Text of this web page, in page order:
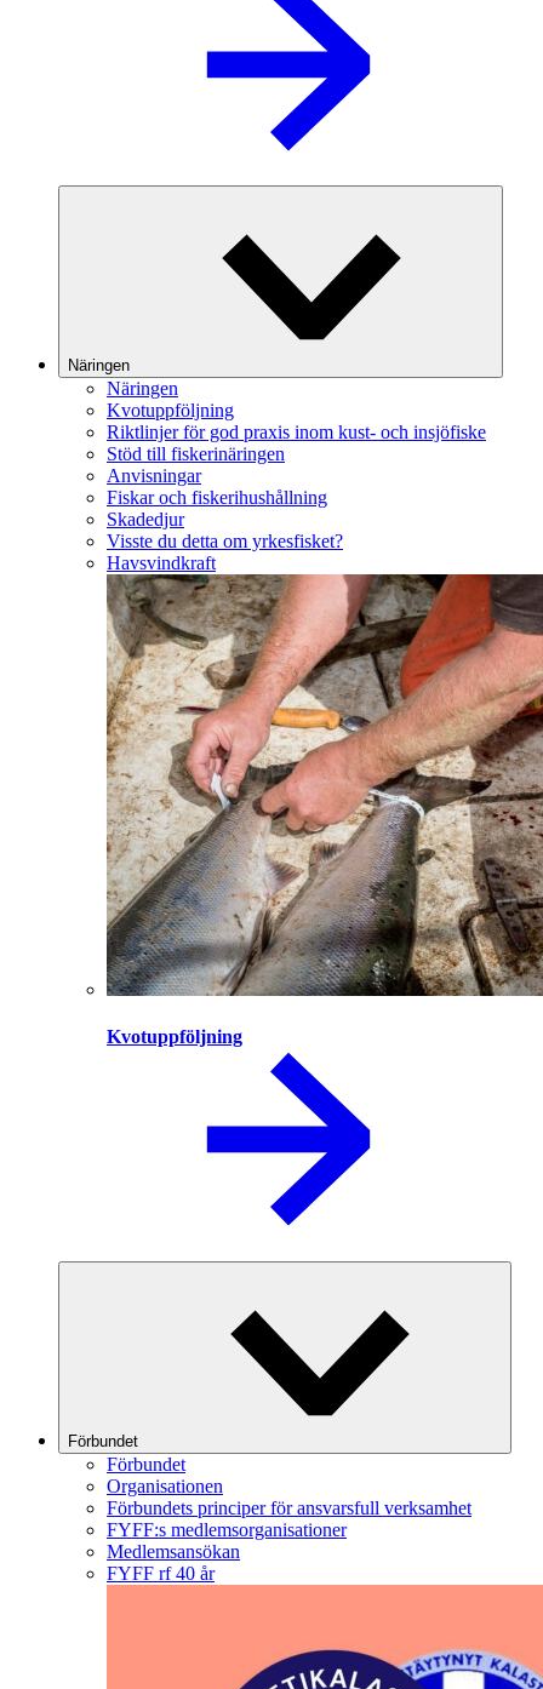
Näringen
Näringen
Kvotuppföljning
Riktlinjer för god praxis inom kust- och insjöfiske
Stöd till fiskerinäringen
Anvisningar
Fiskar och fiskerihushållning
Skadedjur
Visste du detta om yrkesfisket?
Havsvindkraft
Kvotuppföljning
Förbundet
Förbundet
Organisationen
Förbundets principer för ansvarsfull verksamhet
FYFF:s medlemsorganisationer
Medlemsansökan
FYFF rf 40 år